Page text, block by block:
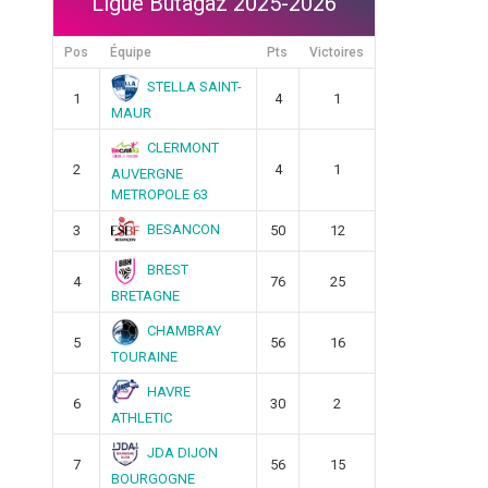
Pos Équipe Pts Victoires
1
STELLA SAINT-
MAUR
4 1
2
CLERMONT
AUVERGNE
METROPOLE 63
4 1
3 BESANCON 50 12
4
BREST
BRETAGNE
76 25
5
CHAMBRAY
TOURAINE
56 16
6
HAVRE
ATHLETIC
30 2
7
JDA DIJON
BOURGOGNE
56 15